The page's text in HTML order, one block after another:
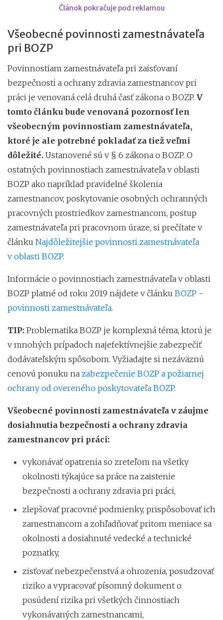
Článok pokračuje pod reklamou
Všeobecné povinnosti zamestnávateľa
pri BOZP
Povinnostiam zamestnávateľa pri zaisťovaní
bezpečnosti a ochrany zdravia zamestnancov pri
práci je venovaná celá druhá časť zákona o BOZP. V
tomto článku bude venovaná pozornosť len
všeobecným povinnostiam zamestnávateľa,
ktoré je ale potrebné pokladať za tiež veľmi
dôležité. Ustanovené sú v § 6 zákona o BOZP. O
ostatných povinnostiach zamestnávateľa v oblasti
BOZP ako napríklad pravidelné školenia
zamestnancov, poskytovanie osobných ochranných
pracovných prostriedkov zamestnancom, postup
zamestnávateľa pri pracovnom úraze, si prečítate v
článku Najdôležitejšie povinnosti zamestnávateľa
v oblasti BOZP.
Informácie o povinnostiach zamestnávateľa v oblasti
BOZP platné od roku 2019 nájdete v článku BOZP -
povinnosti zamestnávateľa.
TIP: Problematika BOZP je komplexná téma, ktorú je
v mnohých prípadoch najefektívnejšie zabezpečiť
dodávateľským spôsobom. Vyžiadajte si nezáväznú
cenovú ponuku na zabezpečenie BOZP a požiarnej
ochrany od overeného poskytovateľa BOZP.
Všeobecné povinnosti zamestnávateľa v záujme
dosiahnutia bezpečnosti a ochrany zdravia
zamestnancov pri práci:
vykonávať opatrenia so zreteľom na všetky
okolnosti týkajúce sa práce na zaistenie
bezpečnosti a ochrany zdravia pri práci,
zlepšovať pracovné podmienky, prispôsobovať ich
zamestnancom a zohľadňovať pritom meniace sa
okolnosti a dosiahnuté vedecké a technické
poznatky,
zisťovať nebezpečenstvá a ohrozenia, posudzovať
riziko a vypracovať písomný dokument o
posúdení rizika pri všetkých činnostiach
vykonávaných zamestnancami,